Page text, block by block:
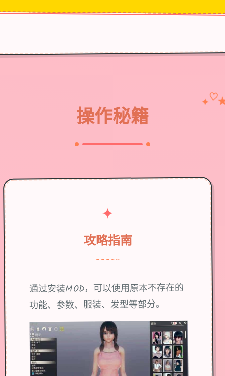
操作秘籍
✦♡
✦
攻略指南
~~~~~
通过安装MOD，可以使用原本不存在的
功能、参数、服装、发型等部分。